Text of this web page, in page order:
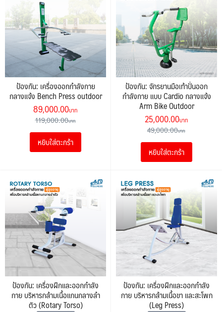
ป้องกัน: เครื่องออกกำลังกาย
กลางแจ้ง Bench Press outdoor
119,000.00
Original
price
was:
119,000.00฿.
89,000.00
is:
หยิบใส่ตะกร้า
ป้องกัน: จักรยานมือเท้าปั่นออก
กำลังกาย แบบ Cardio กลางแจ้ง
Arm Bike Outdoor
49,000.00
Original
price
was:
49,000.00฿.
25,000.00
is:
หยิบใส่ตะกร้า
ป้องกัน: เครื่องฝึกและออกกำลัง
กาย บริหารกล้ามเนื้อแกนกลางลำ
ตัว (Rotary Torso)
ป้องกัน: เครื่องฝึกและออกกำลัง
กาย บริหารกล้ามเนื้อขา และสะโพก
(Leg Press)